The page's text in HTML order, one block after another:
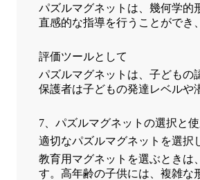
パズルマグネットは、幾何学的
直感的な指導を行うことができ
評価ツールとして
パズルマグネットは、子どもの
保護者は子どもの発達レベルや
7、パズルマグネットの選択と
適切なパズルマグネットを選択
教育用マグネットを選ぶときは
す。高年齢の子供には、複雑な